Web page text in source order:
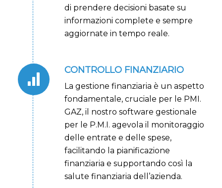
di prendere decisioni basate su
informazioni complete e sempre
aggiornate in tempo reale.
CONTROLLO FINANZIARIO
La gestione finanziaria è un aspetto
fondamentale, cruciale per le PMI.
GAZ, il nostro software gestionale
per le P.M.I. agevola il monitoraggio
delle entrate e delle spese,
facilitando la pianificazione
finanziaria e supportando così la
salute finanziaria dell’azienda.